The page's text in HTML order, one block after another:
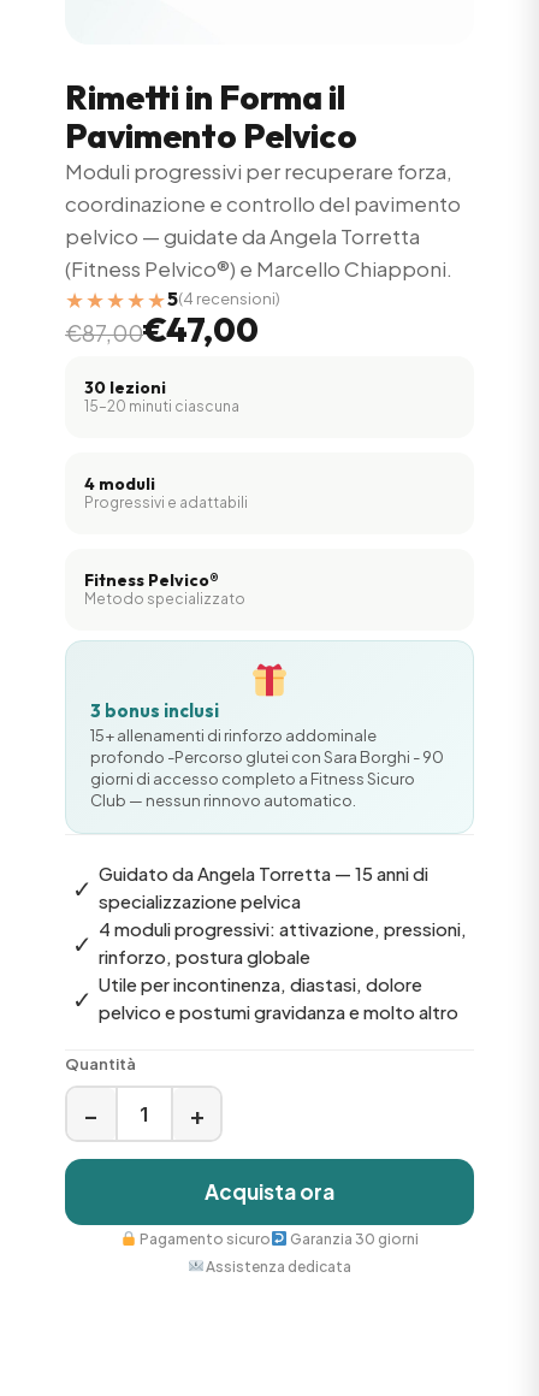
Rimetti in Forma il
Pavimento Pelvico
Moduli progressivi per recuperare forza,
coordinazione e controllo del pavimento
pelvico — guidate da Angela Torretta
(Fitness Pelvico®) e Marcello Chiapponi.
★★★★★5(4 recensioni)
€87,00€47,00
30 lezioni
15–20 minuti ciascuna
4 moduli
Progressivi e adattabili
Fitness Pelvico®
Metodo specializzato
3 bonus inclusi
15+ allenamenti di rinforzo addominale
profondo -Percorso glutei con Sara Borghi - 90
giorni di accesso completo a Fitness Sicuro
Club — nessun rinnovo automatico.
✓ Guidato da Angela Torretta — 15 anni di
specializzazione pelvica
✓ 4 moduli progressivi: attivazione, pressioni,
rinforzo, postura globale
✓ Utile per incontinenza, diastasi, dolore
pelvico e postumi gravidanza e molto altro
Quantità
− +
Acquista ora
Pagamento sicuro
Garanzia 30 giorni
Assistenza dedicata